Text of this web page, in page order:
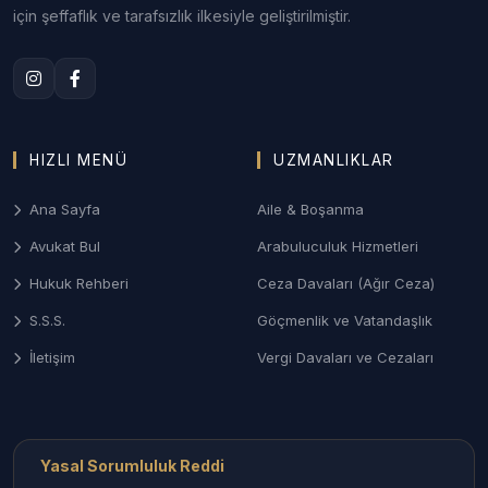
2. Bolu Aile ve Boşanma Hukuku
uyuşmazlıkları, nafaka ve mal paylaşımı davalarında
3. Bolu Ceza ve Ağır Ceza Savunması
Ağır Ceza Mahkemelerinde; asayiş olayları, taksirle
yaralama (trafik kazası odaklı) ve ticari suçlarda
soruşturma aşamasından itibaren etkin savunma
taşınmazların paylaşımı davaları.
için şeffaflık ve tarafsızlık ilkesiyle geliştirilmiştir.
HIZLI MENÜ
Ana Sayfa
Avukat Bul
Hukuk Rehberi
S.S.S.
İletişim
UZMANLIKLAR
Aile & Boşanma
Arabuluculuk Hizmetleri
Ceza Davaları (Ağır Ceza)
Göçmenlik ve Vatandaşlık
Vergi Davaları ve Cezaları
Yasal Sorumluluk Reddi